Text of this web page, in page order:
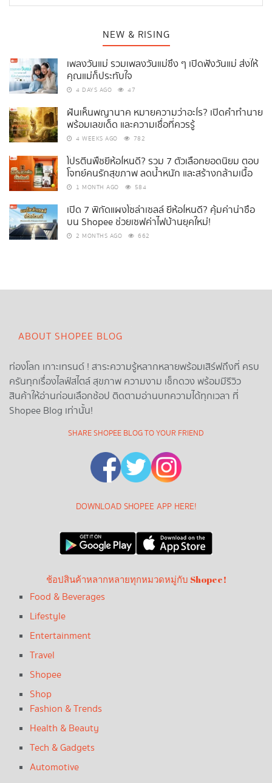
NEW & RISING
เพลงวันแม่ รวมเพลงวันแม่ซึ้ง ๆ เปิดฟังวันแม่ ส่งให้
คุณแม่ก็ประทับใจ
4 DAYS AGO 47
ฝันเห็นพญานาค หมายความว่าอะไร? เปิดคำทำนาย
พร้อมเลขเด็ด และความเชื่อที่ควรรู้
4 WEEKS AGO 782
โปรตีนพืชยี่ห้อไหนดี? รวม 7 ตัวเลือกยอดนิยม ตอบ
โจทย์คนรักสุขภาพ ลดน้ำหนัก และสร้างกล้ามเนื้อ
1 MONTH AGO 584
เปิด 7 พิกัดแผงโซล่าเซลล์ ยี่ห้อไหนดี? คุ้มค่าน่าซื้อ
บน Shopee ช่วยเซฟค่าไฟบ้านยุคใหม่!
2 MONTHS AGO 662
ABOUT SHOPEE BLOG
ท่องโลก เกาะเทรนด์ ! สาระความรู้หลากหลายพร้อมเสิร์ฟถึงที่ ครบ
ครันทุกเรื่องไลฟ์สไตล์ สุขภาพ ความงาม เช็กดวง พร้อมมีรีวิว
สินค้าให้อ่านก่อนเลือกช้อป ติดตามอ่านบทความได้ทุกเวลา ที่
Shopee Blog เท่านั้น!
SHARE SHOPEE BLOG TO YOUR FRIEND
DOWNLOAD SHOPEE APP HERE!
ช้อปสินค้าหลากหลายทุกหมวดหมู่กับ Shopee!
Food & Beverages
Lifestyle
Entertainment
Travel
Shopee
Shop
Fashion & Trends
Health & Beauty
Tech & Gadgets
Automotive